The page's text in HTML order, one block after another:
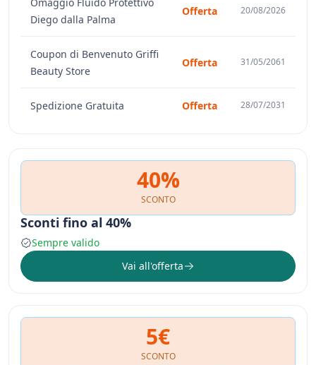
Diego dalla Palma
Offerta 20/08/2026
Coupon di Benvenuto Griffi
Beauty Store
Offerta 31/05/2061
Spedizione Gratuita Offerta 28/07/2031
40%
SCONTO
Sconti fino al 40%
Sempre valido
Vai all'offerta
5€
SCONTO